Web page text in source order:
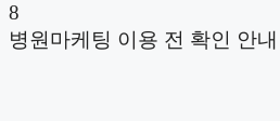
8
병원마케팅 이용 전 확인 안